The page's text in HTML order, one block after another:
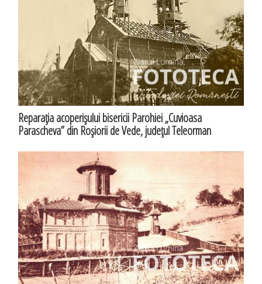
Reparaţia acoperişului bisericii Parohiei „Cuvioasa
Parascheva” din Roşiorii de Vede, judeţul Teleorman